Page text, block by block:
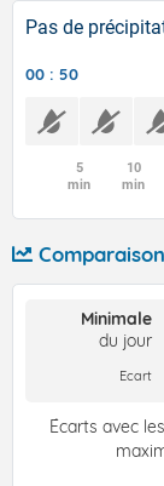
Pas de
00 : 50
5
min
10
min
Minimale
du jour
Ecart
Écarts avec